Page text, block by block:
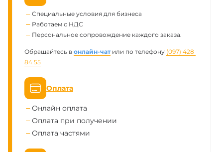
Специальные условия для бизнеса
Работаем с НДС
Персональное сопровождение каждого заказа.
Обращайтесь в онлайн-чатили по телефону (097) 428
84 55
Оплата
Онлайн оплата
Оплата при получении
Оплата частями